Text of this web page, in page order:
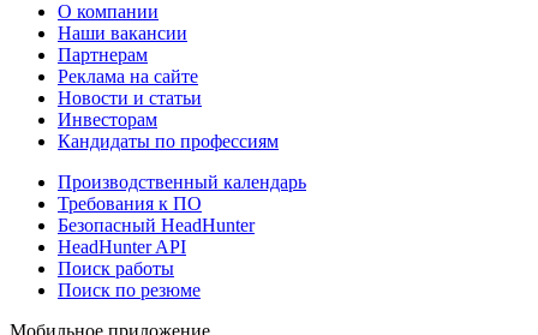
О компании
Наши вакансии
Партнерам
Реклама на сайте
Новости и статьи
Инвесторам
Кандидаты по профессиям
Производственный календарь
Требования к ПО
Безопасный HeadHunter
HeadHunter API
Поиск работы
Поиск по резюме